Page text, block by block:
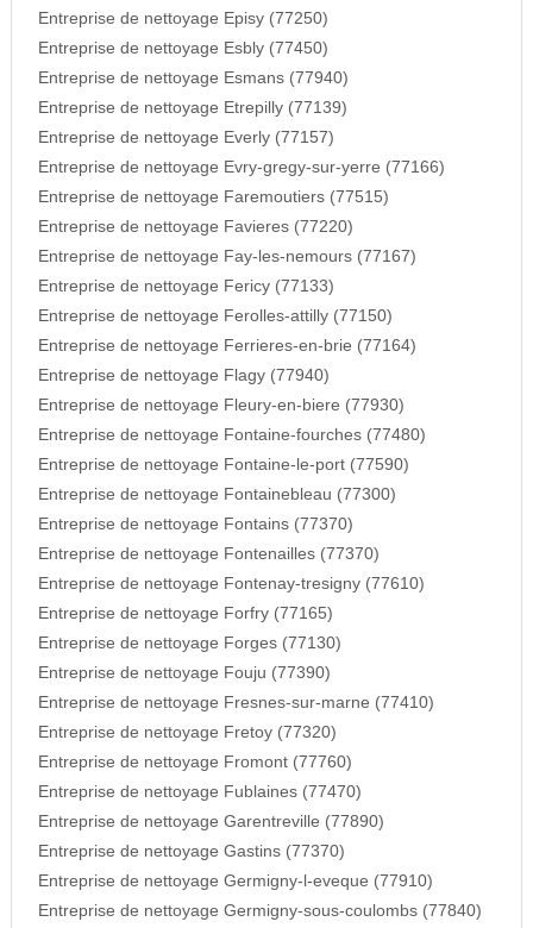
Entreprise de nettoyage Episy (77250)
Entreprise de nettoyage Esbly (77450)
Entreprise de nettoyage Esmans (77940)
Entreprise de nettoyage Etrepilly (77139)
Entreprise de nettoyage Everly (77157)
Entreprise de nettoyage Evry-gregy-sur-yerre (77166)
Entreprise de nettoyage Faremoutiers (77515)
Entreprise de nettoyage Favieres (77220)
Entreprise de nettoyage Fay-les-nemours (77167)
Entreprise de nettoyage Fericy (77133)
Entreprise de nettoyage Ferolles-attilly (77150)
Entreprise de nettoyage Ferrieres-en-brie (77164)
Entreprise de nettoyage Flagy (77940)
Entreprise de nettoyage Fleury-en-biere (77930)
Entreprise de nettoyage Fontaine-fourches (77480)
Entreprise de nettoyage Fontaine-le-port (77590)
Entreprise de nettoyage Fontainebleau (77300)
Entreprise de nettoyage Fontains (77370)
Entreprise de nettoyage Fontenailles (77370)
Entreprise de nettoyage Fontenay-tresigny (77610)
Entreprise de nettoyage Forfry (77165)
Entreprise de nettoyage Forges (77130)
Entreprise de nettoyage Fouju (77390)
Entreprise de nettoyage Fresnes-sur-marne (77410)
Entreprise de nettoyage Fretoy (77320)
Entreprise de nettoyage Fromont (77760)
Entreprise de nettoyage Fublaines (77470)
Entreprise de nettoyage Garentreville (77890)
Entreprise de nettoyage Gastins (77370)
Entreprise de nettoyage Germigny-l-eveque (77910)
Entreprise de nettoyage Germigny-sous-coulombs (77840)